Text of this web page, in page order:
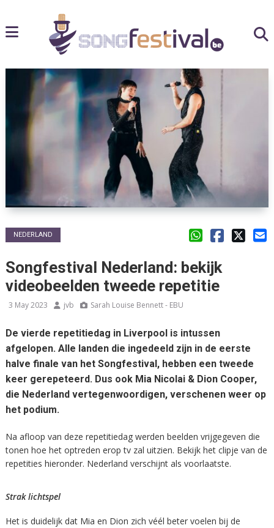
NEDERLAND
Songfestival Nederland: bekijk
videobeelden tweede repetitie
3 May 2023 jvb Sarah Louise Bennett - EBU
De vierde repetitiedag in Liverpool is intussen
afgelopen. Alle landen die ingedeeld zijn in de eerste
halve finale van het Songfestival, hebben een tweede
keer gerepeteerd. Dus ook Mia Nicolai & Dion Cooper,
die Nederland vertegenwoordigen, verschenen weer op
het podium.
Na afloop van deze repetitiedag werden beelden vrijgegeven die
tonen hoe het optreden erop tv zal uitzien. Bekijk het clipje van de
repetities hieronder. Nederland verschijnt als voorlaatste.
Strak lichtspel
Het is duidelijk dat Mia en Dion zich véél beter voelen bij de